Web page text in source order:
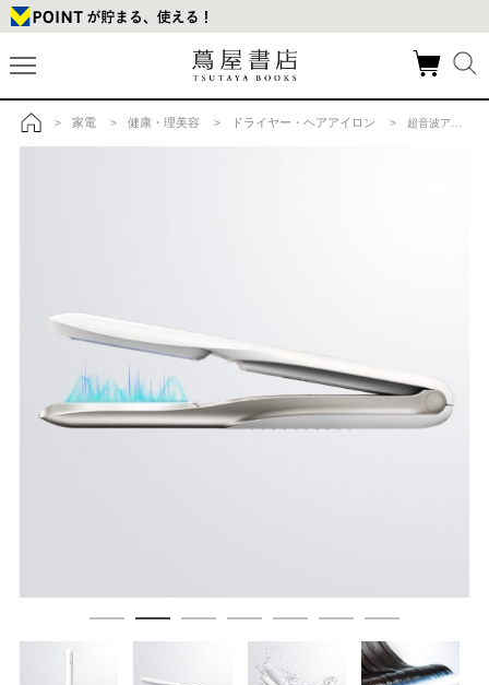
トップ
> 家電 > 健康・理美容 > ドライヤー・ヘアアイロン > 超音波アイロン CARE PRO DEEP (ケアプロディープ)の商品詳細